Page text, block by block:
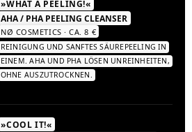
»WHAT A PEELING!«
AHA / PHA PEELING CLEANSER
NØ COSMETICS · CA. 8 €
REINIGUNG UND SANFTES SÄUREPEELING IN
EINEM. AHA UND PHA LÖSEN UNREINHEITEN,
OHNE AUSZUTROCKNEN.
»COOL IT!«